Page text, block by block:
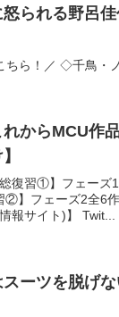
怒られる野呂
ちら！／ ◇千鳥・
れからMCU作
復習①】フェーズ
②】フェーズ2全6
報サイト)】 Twit...
ーツを脱げ